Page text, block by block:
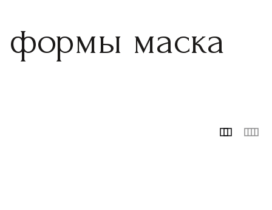
формы маска